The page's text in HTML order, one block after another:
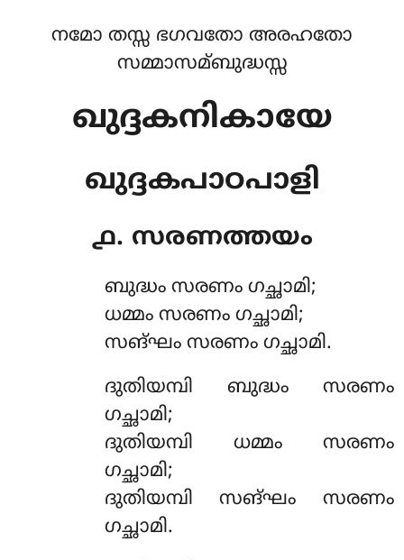
നമോ തസ്സ ഭഗവതോ അരഹതോ
സമ്മാസമ്ബുദ്ധസ്സ
ഖുദ്ദകനികായേ
ഖുദ്ദകപാഠപാളി
൧. സരണത്തയം
ബുദ്ധം സരണം ഗച്ഛാമി;
ധമ്മം സരണം ഗച്ഛാമി;
സങ്ഘം സരണം ഗച്ഛാമി.
ദുതിയമ്പി ബുദ്ധം സരണം
ഗച്ഛാമി;
ദുതിയമ്പി ധമ്മം സരണം
ഗച്ഛാമി;
ദുതിയമ്പി സങ്ഘം സരണം
ഗച്ഛാമി.